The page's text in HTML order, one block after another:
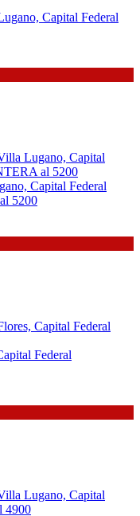
Capital Federal
Capital Federal
5200
Federal